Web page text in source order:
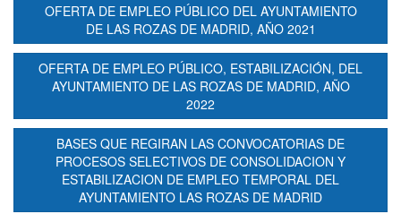
OFERTA DE EMPLEO PÚBLICO DEL AYUNTAMIENTO
DE LAS ROZAS DE MADRID, AÑO 2021
OFERTA DE EMPLEO PÚBLICO, ESTABILIZACIÓN, DEL
AYUNTAMIENTO DE LAS ROZAS DE MADRID, AÑO
2022
BASES QUE REGIRAN LAS CONVOCATORIAS DE
PROCESOS SELECTIVOS DE CONSOLIDACION Y
ESTABILIZACION DE EMPLEO TEMPORAL DEL
AYUNTAMIENTO LAS ROZAS DE MADRID